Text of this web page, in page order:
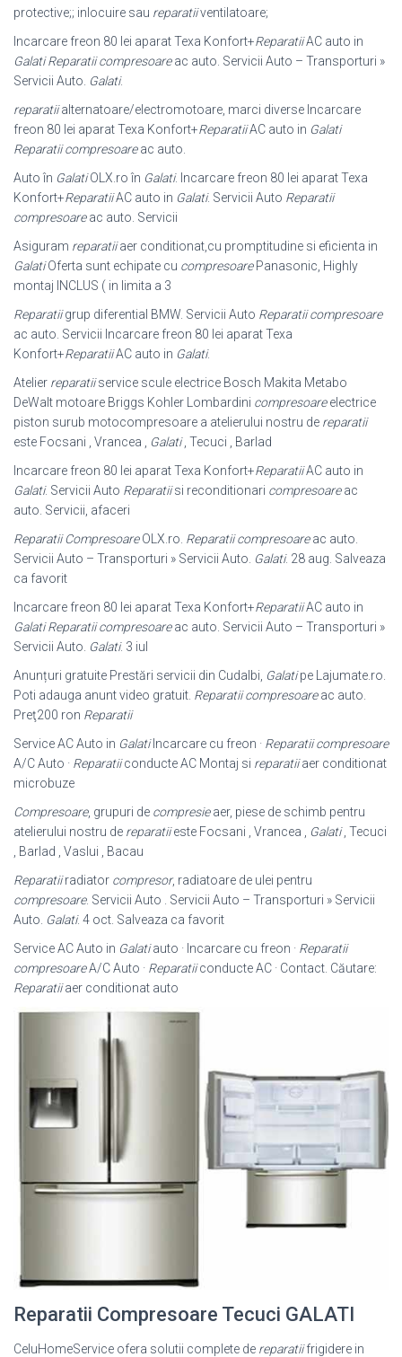
protective;; inlocuire sau reparatiiventilatoare;
Incarcare freon 80 lei aparat Texa Konfort+ReparatiiAC auto in
Galati Reparatii compresoareac auto. Servicii Auto – Transporturi »
Servicii Auto. Galati.
reparatiialternatoare/electromotoare, marci diverse Incarcare
freon 80 lei aparat Texa Konfort+ReparatiiAC auto in Galati
Reparatii compresoareac auto.
Auto în GalatiOLX.ro în Galati. Incarcare freon 80 lei aparat Texa
Konfort+ReparatiiAC auto in Galati. Servicii Auto Reparatii
compresoareac auto. Servicii
Asiguram reparatiiaer conditionat,cu promptitudine si eficienta in
GalatiOferta sunt echipate cu compresoarePanasonic, Highly
montaj INCLUS ( in limita a 3
Reparatiigrup diferential BMW. Servicii Auto Reparatii compresoare
ac auto. Servicii Incarcare freon 80 lei aparat Texa
Konfort+ReparatiiAC auto in Galati.
Atelier reparatiiservice scule electrice Bosch Makita Metabo
DeWalt motoare Briggs Kohler Lombardini compresoareelectrice
piston surub motocompresoare a atelierului nostru de reparatii
este Focsani , Vrancea ,
Galati, Tecuci , Barlad
Incarcare freon 80 lei aparat Texa Konfort+ReparatiiAC auto in
Galati. Servicii Auto Reparatiisi reconditionari compresoareac
auto. Servicii, afaceri
Reparatii CompresoareOLX.ro. Reparatii compresoareac auto.
Servicii Auto – Transporturi » Servicii Auto. Galati. 28 aug. Salveaza
ca favorit
Incarcare freon 80 lei aparat Texa Konfort+ReparatiiAC auto in
Galati Reparatii compresoareac auto. Servicii Auto – Transporturi »
Servicii Auto. Galati. 3 iul
Anunțuri gratuite Prestări servicii din Cudalbi, Galatipe Lajumate.ro.
Poti adauga anunt video gratuit. Reparatii compresoareac auto.
Preţ200 ron Reparatii
Service AC Auto in GalatiIncarcare cu freon · Reparatii compresoare
A/C Auto · Reparatiiconducte AC Montaj si reparatiiaer conditionat
microbuze
Compresoare, grupuri de compresieaer, piese de schimb pentru
atelierului nostru de reparatiieste Focsani , Vrancea , Galati, Tecuci
, Barlad , Vaslui , Bacau
Reparatiiradiator compresor, radiatoare de ulei pentru
compresoare. Servicii Auto . Servicii Auto – Transporturi » Servicii
Auto. Galati. 4 oct. Salveaza ca favorit
Service AC Auto in Galatiauto · Incarcare cu freon · Reparatii
compresoareA/C Auto · Reparatiiconducte AC · Contact. Căutare:
Reparatiiaer conditionat auto
Reparatii Compresoare Tecuci GALATI
CeluHomeService ofera solutii complete de reparatiifrigidere in